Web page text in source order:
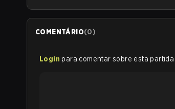
COMENTÁRIO(0)
Login para comentar sobre esta partida